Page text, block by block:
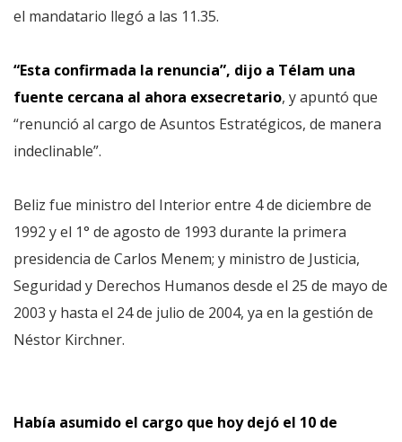
el mandatario llegó a las 11.35.
“Esta confirmada la renuncia”, dijo a Télam una
fuente cercana al ahora exsecretario, y apuntó que
“renunció al cargo de Asuntos Estratégicos, de manera
indeclinable”.
Beliz fue ministro del Interior entre 4 de diciembre de
1992 y el 1° de agosto de 1993 durante la primera
presidencia de Carlos Menem; y ministro de Justicia,
Seguridad y Derechos Humanos desde el 25 de mayo de
2003 y hasta el 24 de julio de 2004, ya en la gestión de
Néstor Kirchner.
Había asumido el cargo que hoy dejó el 10 de